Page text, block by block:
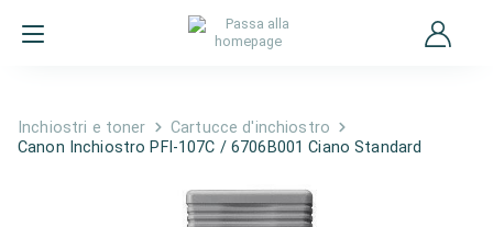
Inchiostri e toner
Cartucce d'inchiostro
Canon Inchiostro PFI-107C / 6706B001 Ciano Standard